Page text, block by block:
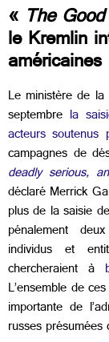
« The
le Kremlin
américaines
Le ministère de
septembre la
acteurs soutenus
campagnes de
deadly serious,
déclaré Merrick
plus de la saisie
pénalement
individus et
chercheraient à
L’ensemble de
importante de
russes